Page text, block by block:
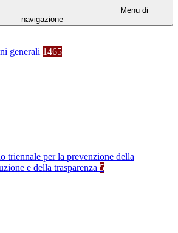
Menu di
navigazione
generali 1465
triennale per la prevenzione della
e della trasparenza 5